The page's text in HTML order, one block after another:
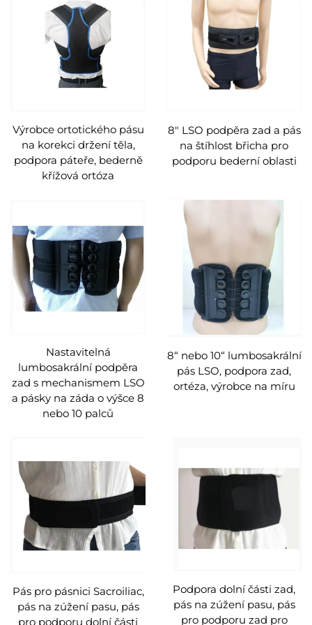
Výrobce ortotického pásu
na korekci držení těla,
podpora páteře, bederně
křížová ortóza
8" LSO podpěra zad a pás
na štíhlost břicha pro
podporu bederní oblasti
Nastavitelná
lumbosakrální podpěra
zad s mechanismem LSO
a pásky na záda o výšce 8
nebo 10 palců
8“ nebo 10“ lumbosakrální
pás LSO, podpora zad,
ortéza, výrobce na míru
Pás pro pásnici Sacroiliac,
pás na zúžení pasu, pás
pro podporu dolní části
Podpora dolní části zad,
pás na zúžení pasu, pás
pro podporu zad pro